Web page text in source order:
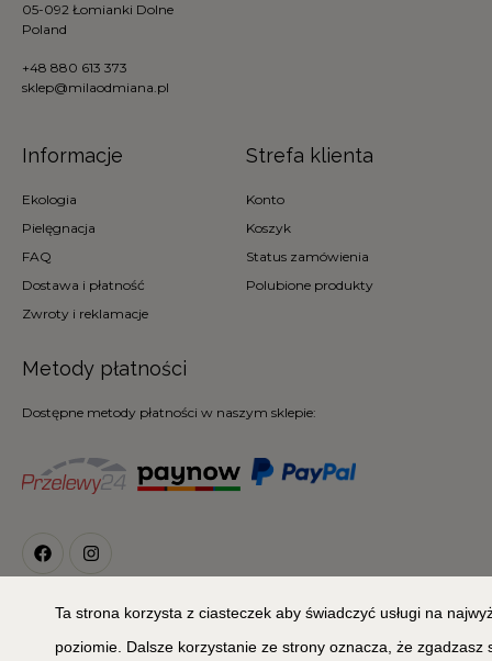
05-092 Łomianki Dolne
Poland
+48 880 613 373
sklep@milaodmiana.pl
Informacje
Ekologia
Pielęgnacja
FAQ
Dostawa i płatność
Zwroty i reklamacje
Strefa klienta
Konto
Koszyk
Status zamówienia
Polubione produkty
Metody płatności
Dostępne metody płatności w naszym sklepie:
Copyright 2020 © MIŁA ODMIANA. All Rights Reserved
Ta strona korzysta z ciasteczek aby świadczyć usługi na
poziomie. Dalsze korzystanie ze strony oznacza, że zgadzasz